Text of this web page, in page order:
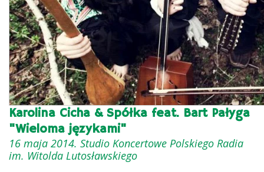
Karolina Cicha & Spółka feat. Bart Pałyga
"Wieloma językami"
16 maja 2014. Studio Koncertowe Polskiego Radia
im. Witolda Lutosławskiego